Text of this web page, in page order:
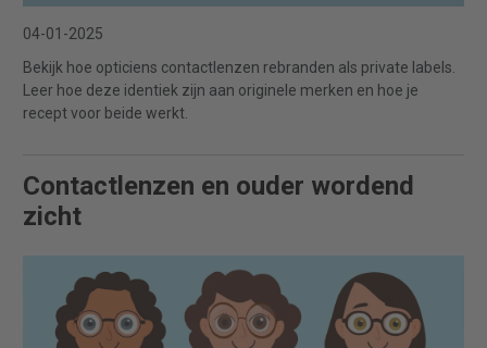
04-01-2025
Bekijk hoe opticiens contactlenzen rebranden als private labels.
Leer hoe deze identiek zijn aan originele merken en hoe je
recept voor beide werkt.
Contactlenzen en ouder wordend
zicht